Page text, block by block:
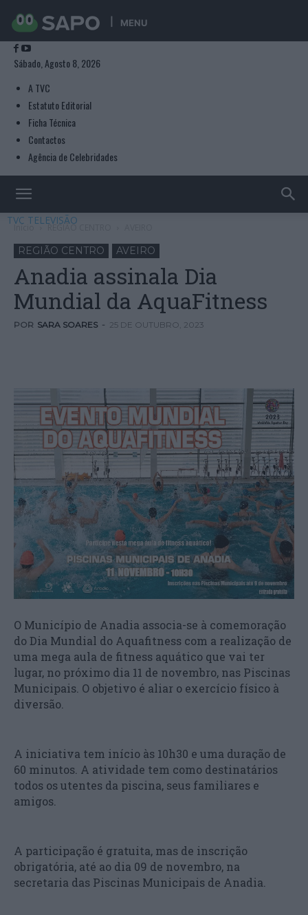
MENU
Sábado, Agosto 8, 2026
A TVC
Estatuto Editorial
Ficha Técnica
Contactos
Agência de Celebridades
TVC TELEVISÃO
Início REGIÃO CENTRO
REGIÃO CENTRO AVEIRO
Anadia assinala Dia
Mundial da AquaFitness
POR SARA SOARES - 25 DE OUTUBRO, 2023
O Município de Anadia associa-se à comemoração
do Dia Mundial do Aquafitness com a realização de
uma mega aula de fitness aquático que vai ter
lugar, no próximo dia 11 de novembro, nas Piscinas
Municipais. O objetivo é aliar o exercício físico à
diversão.
A iniciativa tem início às 10h30 e uma duração de
60 minutos. A atividade tem como destinatários
todos os utentes da piscina, seus familiares e
amigos.
A participação é gratuita, mas de inscrição
obrigatória, até ao dia 09 de novembro, na
secretaria das Piscinas Municipais de Anadia.